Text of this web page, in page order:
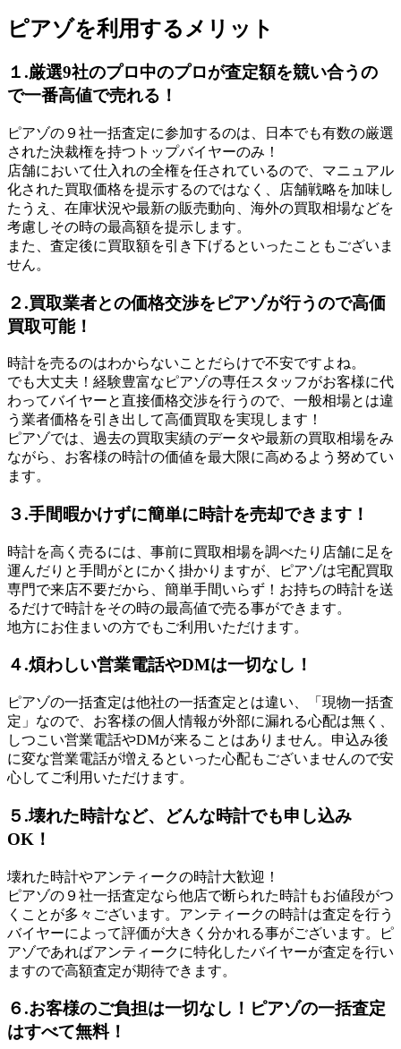
ピアゾを利用するメリット
１.厳選9社のプロ中のプロが査定額を競い合うの
で一番高値で売れる！
ピアゾの９社一括査定に参加するのは、日本でも有数の厳選
された決裁権を持つトップバイヤーのみ！
店舗において仕入れの全権を任されているので、マニュアル
化された買取価格を提示するのではなく、店舗戦略を加味し
たうえ、在庫状況や最新の販売動向、海外の買取相場などを
考慮しその時の最高額を提示します。
また、査定後に買取額を引き下げるといったこともございま
せん。
２.買取業者との価格交渉をピアゾが行うので高価
買取可能！
時計を売るのはわからないことだらけで不安ですよね。
でも大丈夫！経験豊富なピアゾの専任スタッフがお客様に代
わってバイヤーと直接価格交渉を行うので、一般相場とは違
う業者価格を引き出して高価買取を実現します！
ピアゾでは、過去の買取実績のデータや最新の買取相場をみ
ながら、お客様の時計の価値を最大限に高めるよう努めてい
ます。
３.手間暇かけずに簡単に時計を売却できます！
時計を高く売るには、事前に買取相場を調べたり店舗に足を
運んだりと手間がとにかく掛かりますが、ピアゾは宅配買取
専門で来店不要だから、簡単手間いらず！お持ちの時計を送
るだけで時計をその時の最高値で売る事ができます。
地方にお住まいの方でもご利用いただけます。
４.煩わしい営業電話やDMは一切なし！
ピアゾの一括査定は他社の一括査定とは違い、「現物一括査
定」なので、お客様の個人情報が外部に漏れる心配は無く、
しつこい営業電話やDMが来ることはありません。申込み後
に変な営業電話が増えるといった心配もございませんので安
心してご利用いただけます。
５.壊れた時計など、どんな時計でも申し込み
OK！
壊れた時計やアンティークの時計大歓迎！
ピアゾの９社一括査定なら他店で断られた時計もお値段がつ
くことが多々ございます。アンティークの時計は査定を行う
バイヤーによって評価が大きく分かれる事がございます。ピ
アゾであればアンティークに特化したバイヤーが査定を行い
ますので高額査定が期待できます。
６.お客様のご負担は一切なし！ピアゾの一括査定
はすべて無料！